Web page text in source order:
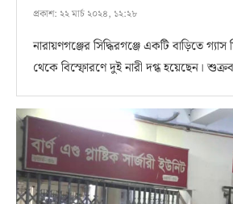
প্রকাশ: ২২ মার্চ ২০২৪, ১২:২৮
নারায়ণগঞ্জের সিদ্ধিরগঞ্জে একটি বাড়িতে
থেকে বিস্ফোরণে দুই নারী দগ্ধ হয়েছেন।